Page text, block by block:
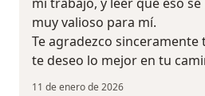
muy valioso para mí.
Te agradezco
te deseo lo mejor en tu
11 de enero de 2026